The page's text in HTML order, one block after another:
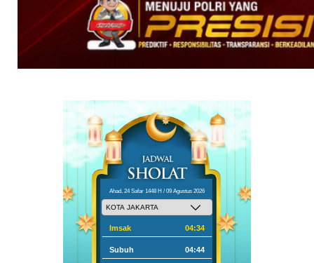
Ahad, 24 Safar 1448 H / 09 Agustus 2026
Imsak 04:34
Subuh 04:44